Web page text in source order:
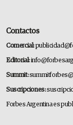
Contactos
Comercial:
Editorial:
Summit:
Suscripciones:
Forbes Argentina es